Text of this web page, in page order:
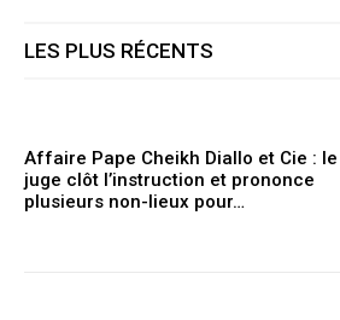
LES PLUS RÉCENTS
Affaire Pape Cheikh Diallo et Cie : le
juge clôt l’instruction et prononce
plusieurs non-lieux pour…